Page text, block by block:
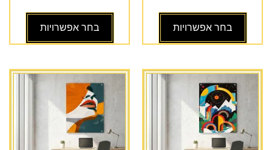
בחר אפשרויות בחר אפשרויות